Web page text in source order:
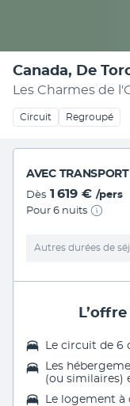
Canada, De
Les Charmes de
Circuit Regroupé
AVEC TRANSPORT
Dès 1 619 € /pers
Pour 6 nuits
Autres durées de
Le circuit de 6
Les
(ou similaires)
Le logement à